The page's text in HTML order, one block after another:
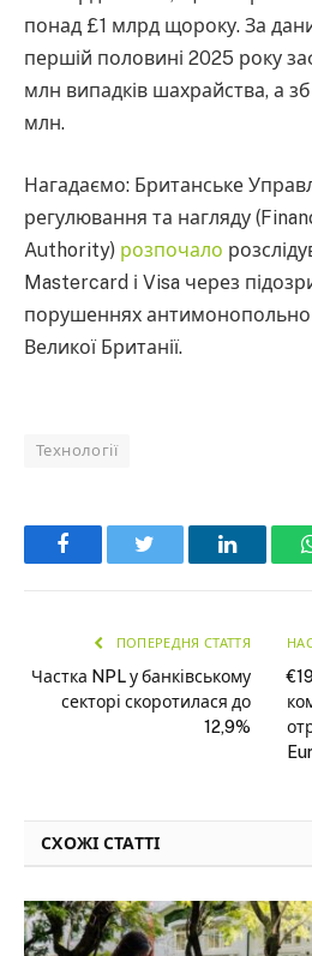
понад £1 млрд щороку. За
першій половині 2025 року
млн випадків шахрайства, а
млн.
Нагадаємо: Британське
регулювання та нагляду
Authority) розпочало
Mastercard і Visa через
порушеннях
Великої Британії.
Технології
Facebook
ПОПЕРЕДНЯ СТАТТЯ
Частка NPL у банківському
секторі скоротилася до
12,9%
СХОЖІ СТАТТІ